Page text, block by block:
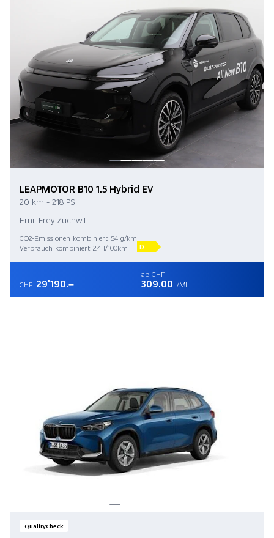
LEAPMOTOR B10 1.5 Hybrid EV
20 km - 218 PS
Emil Frey Zuchwil
CO2-Emissionen kombiniert 54 g/km
Verbrauch kombiniert 2.4 l/100km
D
CHF 29'190.–
ab CHF
309.00 /Mt.
QualityCheck